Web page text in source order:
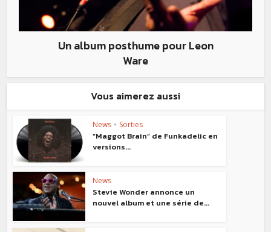
Un album posthume pour Leon
Ware
Vous aimerez aussi
News • Sorties
“Maggot Brain” de Funkadelic en
versions...
News
Stevie Wonder annonce un
nouvel album et une série de...